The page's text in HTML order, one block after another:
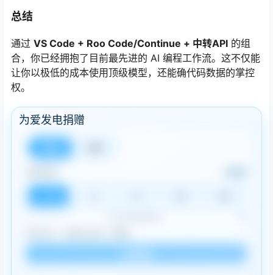
总结
通过 VS Code + Roo Code/Continue + 中转API 的组
合，你已经拥抱了目前最先进的 AI 编程工作流。这不仅能
让你以极低的成本使用顶级模型，还能确代码数据的掌控
权。
为爱发电捐赠